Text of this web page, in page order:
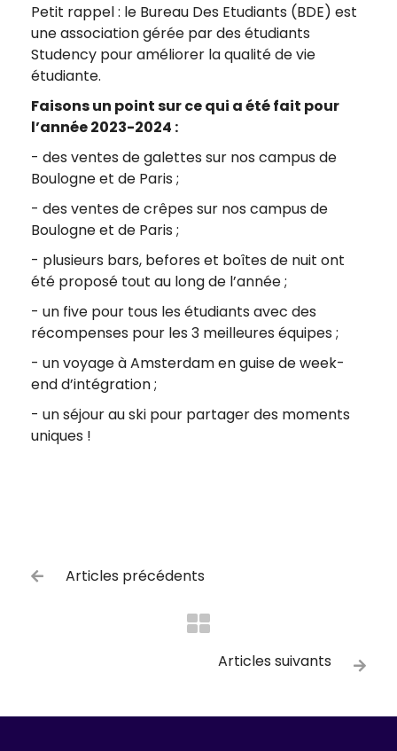
Petit rappel : le Bureau Des Etudiants (BDE) est
une association gérée par des étudiants
Studency pour améliorer la qualité de vie
étudiante.
Faisons un point sur ce qui a été fait pour
l’année 2023-2024 :
- des ventes de galettes sur nos campus de
Boulogne et de Paris ;
- des ventes de crêpes sur nos campus de
Boulogne et de Paris ;
- plusieurs bars, befores et boîtes de nuit ont
été proposé tout au long de l’année ;
- un five pour tous les étudiants avec des
récompenses pour les 3 meilleures équipes ;
- un voyage à Amsterdam en guise de week-
end d’intégration ;
- un séjour au ski pour partager des moments
uniques !
 Articles précédents
Articles suivants 